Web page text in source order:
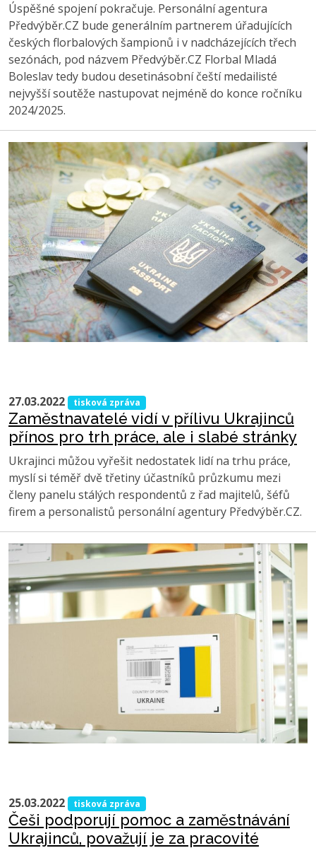
Úspěšné spojení pokračuje. Personální agentura
Předvýběr.CZ bude generálním partnerem úřadujících
českých florbalových šampionů i v nadcházejících třech
sezónách, pod názvem Předvýběr.CZ Florbal Mladá
Boleslav tedy budou desetinásobní čeští medailisté
nejvyšší soutěže nastupovat nejméně do konce ročníku
2024/2025.
27.03.2022 tisková zpráva
Zaměstnavatelé vidí v přílivu Ukrajinců
přínos pro trh práce, ale i slabé stránky
Ukrajinci můžou vyřešit nedostatek lidí na trhu práce,
myslí si téměř dvě třetiny účastníků průzkumu mezi
členy panelu stálých respondentů z řad majitelů, šéfů
firem a personalistů personální agentury Předvýběr.CZ.
25.03.2022 tisková zpráva
Češi podporují pomoc a zaměstnávání
Ukrajinců, považují je za pracovité